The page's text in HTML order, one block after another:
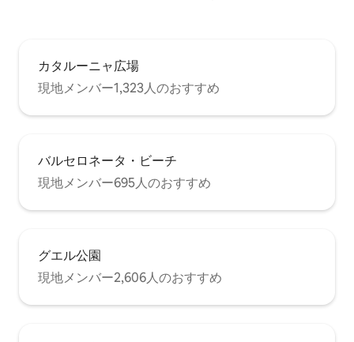
habitaciones, servicio de lavandería,
servicio de planchado y mueble bar.
Cesta de Bienvenida. Todo ello incluido
en el precio. APARTAMENTO TURÍSTICO
カタルーニャ広場
現地メンバー1,323人のおすすめ
バルセロネータ・ビーチ
現地メンバー695人のおすすめ
グエル公園
現地メンバー2,606人のおすすめ